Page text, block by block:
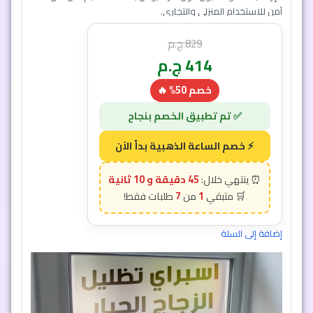
آمن للاستخدام المنزلي والتجاري.
829ج.م
414 ج.م
خصم 50% 🔥
45 دقيقة و 7 ثانية
1
7